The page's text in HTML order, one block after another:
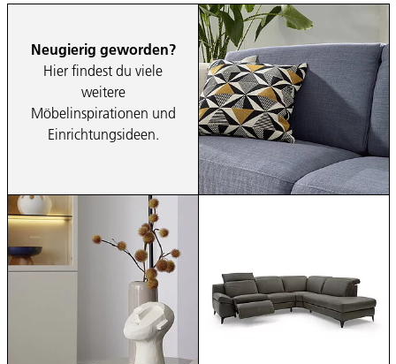
Neugierig geworden?
Hier findest du viele
weitere
Möbelinspirationen und
Einrichtungsideen.